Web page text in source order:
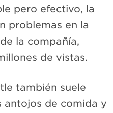
pero efectivo, la
problemas en la
la compañía,
de vistas.
también suele
antojos de comida y